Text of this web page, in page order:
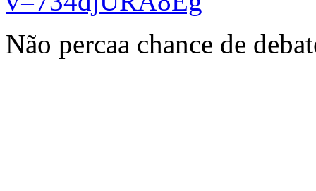
Não percaa chance de